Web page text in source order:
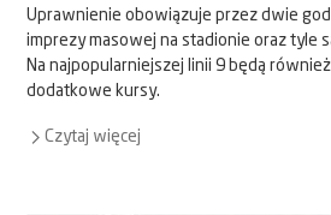
Uprawnienie obowiązuje przez dwie
imprezy masowej na stadionie oraz tyle
Na najpopularniejszej linii 9 będą
dodatkowe kursy.
Czytaj więcej